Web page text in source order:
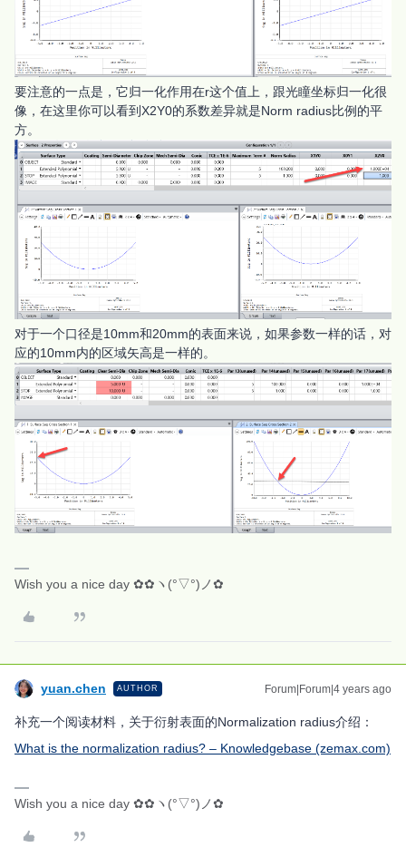
要注意的一点是，它归一化作用在r这个值上，跟光瞳坐标归一化很
像，在这里你可以看到X2Y0的系数差异就是Norm radius比例的平
方。
对于一个口径是10mm和20mm的表面来说，如果参数一样的话，对
应的10mm内的区域矢高是一样的。
Wish you a nice day ✿✿ヽ(°▽°)ノ✿
yuan.chen AUTHOR Forum|Forum|4 years ago
补充一个阅读材料，关于衍射表面的Normalization radius介绍：
What is the normalization radius? – Knowledgebase (zemax.com)
Wish you a nice day ✿✿ヽ(°▽°)ノ✿